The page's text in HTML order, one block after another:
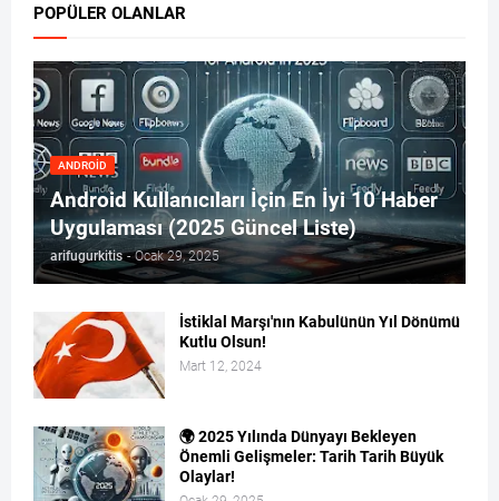
POPÜLER OLANLAR
ANDROID
Android Kullanıcıları İçin En İyi 10 Haber
Uygulaması (2025 Güncel Liste)
arifugurkitis - Ocak 29, 2025
İstiklal Marşı'nın Kabulünün Yıl Dönümü
Kutlu Olsun!
Mart 12, 2024
🌍 2025 Yılında Dünyayı Bekleyen
Önemli Gelişmeler: Tarih Tarih Büyük
Olaylar!